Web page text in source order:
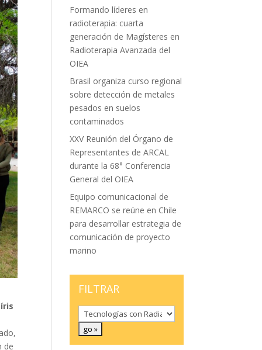
de
Formando líderes en
radioterapia: cuarta
generación de Magísteres en
Radioterapia Avanzada del
OIEA
Brasil organiza curso regional
sobre detección de metales
pesados en suelos
contaminados
XXV Reunión del Órgano de
Representantes de ARCAL
durante la 68° Conferencia
General del OIEA
Equipo comunicacional de
REMARCO se reúne en Chile
para desarrollar estrategia de
comunicación de proyecto
marino
FILTRAR